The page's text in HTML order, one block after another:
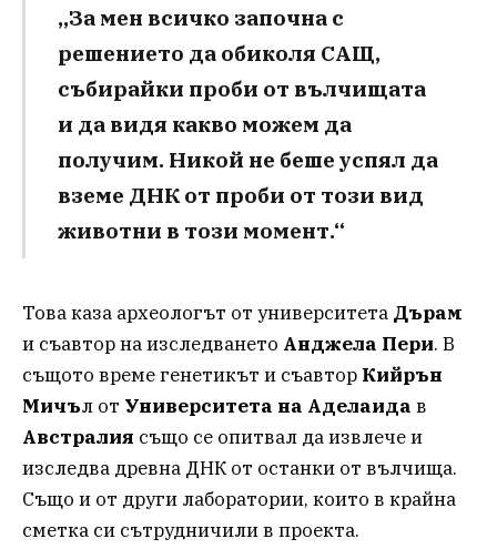
„За мен всичко започна с
решението да обиколя САЩ,
събирайки проби от вълчищата
и да видя какво можем да
получим. Никой не беше успял да
вземе ДНК от проби от този вид
животни в този момент.“
Това каза археологът от университета Дърам
и съавтор на изследването Анджела Пери. В
същото време генетикът и съавтор Кийрън
Мичъл от Университета на Аделаида в
Австралия също се опитвал да извлече и
изследва древна ДНК от останки от вълчища.
Също и от други лаборатории, които в крайна
сметка си сътрудничили в проекта.